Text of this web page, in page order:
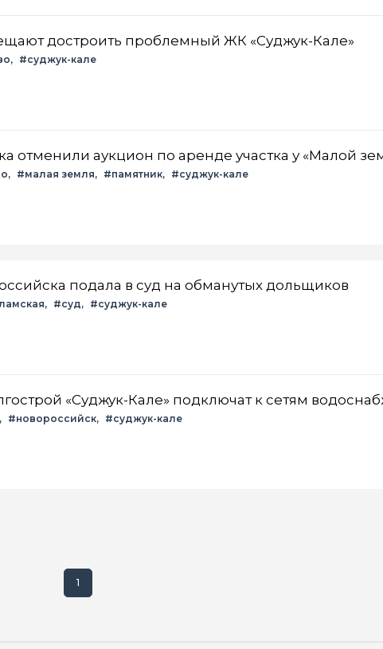
достроить проблемный ЖК «Суджук-Кале»
#суджук-кале
отменили аукцион по аренде участка у «Малой
#малая земля #памятник
#суджук-кале
подала в суд на обманутых дольщиков
#суд
#суджук-кале
«Суджук-Кале» подключат к сетям
#новороссийск
#суджук-кале
1